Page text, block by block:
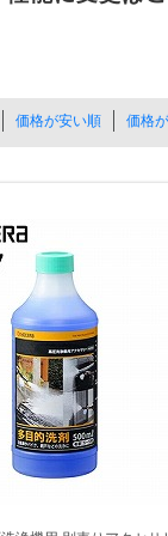
価格が安い順 価格